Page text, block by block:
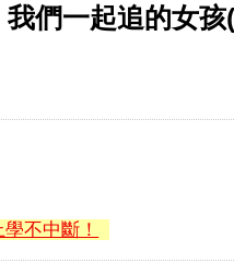
們一起追的女
不中斷！